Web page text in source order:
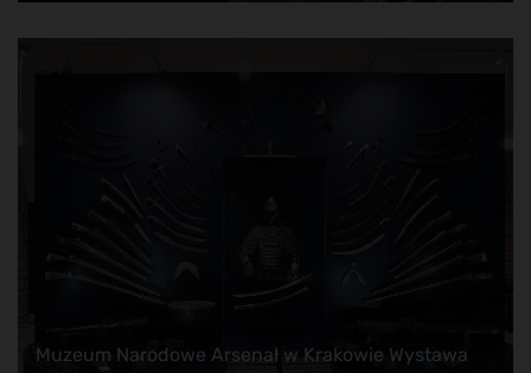
Muzeum Narodowe Arsenał w Krakowie Wystawa